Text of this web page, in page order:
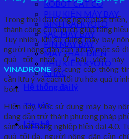
ROBOT CẮT CỎ
PHỤ KIỆN MÁY BAY
BÌNH RẢI KYOTO
SẠC MÁY BAY
PIN MÁY BAY
MÁY PHÁT ĐIỆN
PHỤ KIỆN KYOTO
KHÁC
Hệ thống đại lý
Tin tức
Liên hệ
Trong thời đại công nghệ phát triển,
thành công cụ hữu ích giúp tăng
Tuy nhiên, khi sử dụng máy bay
người nông dân cần lưu ý một số
quả tốt nhất. Ở bài viết này
VINADRONEsẽ cung cấp thông
cần lưu ý và cách tối ưu hóa quá
bón.
Hiện nay, việc sử dụng máy bay
đang dần trở thành phương pháp
sản xuất nông nghiệp hiện đại 4.0.
quả tối đa, người nông dân cần